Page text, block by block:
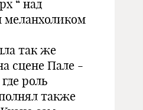
“ над
так же
сцене Пале -
роль
также